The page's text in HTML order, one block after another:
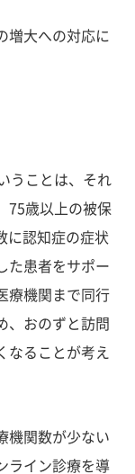
増大への対応に
うことは、それ
75歳以上の被保
に認知症の症状
た患者をサポー
療機関まで同行
、おのずと訪問
なることが考え
機関数が少ない
ライン診療を導